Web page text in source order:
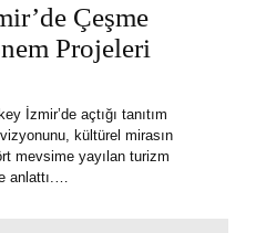
Çeşme
Projeleri
İzmir’de açtığı tanıtım
kültürel mirasın
mevsime yayılan turizm
anlattı.…